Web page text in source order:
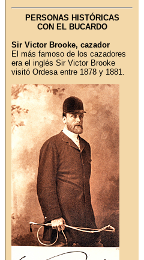
PERSONAS HISTÓRICAS
CON EL BUCARDO
Sir Victor Brooke, cazador
El más famoso de los cazadores
era el inglés Sir Victor Brooke
visitó Ordesa entre 1878 y 1881.